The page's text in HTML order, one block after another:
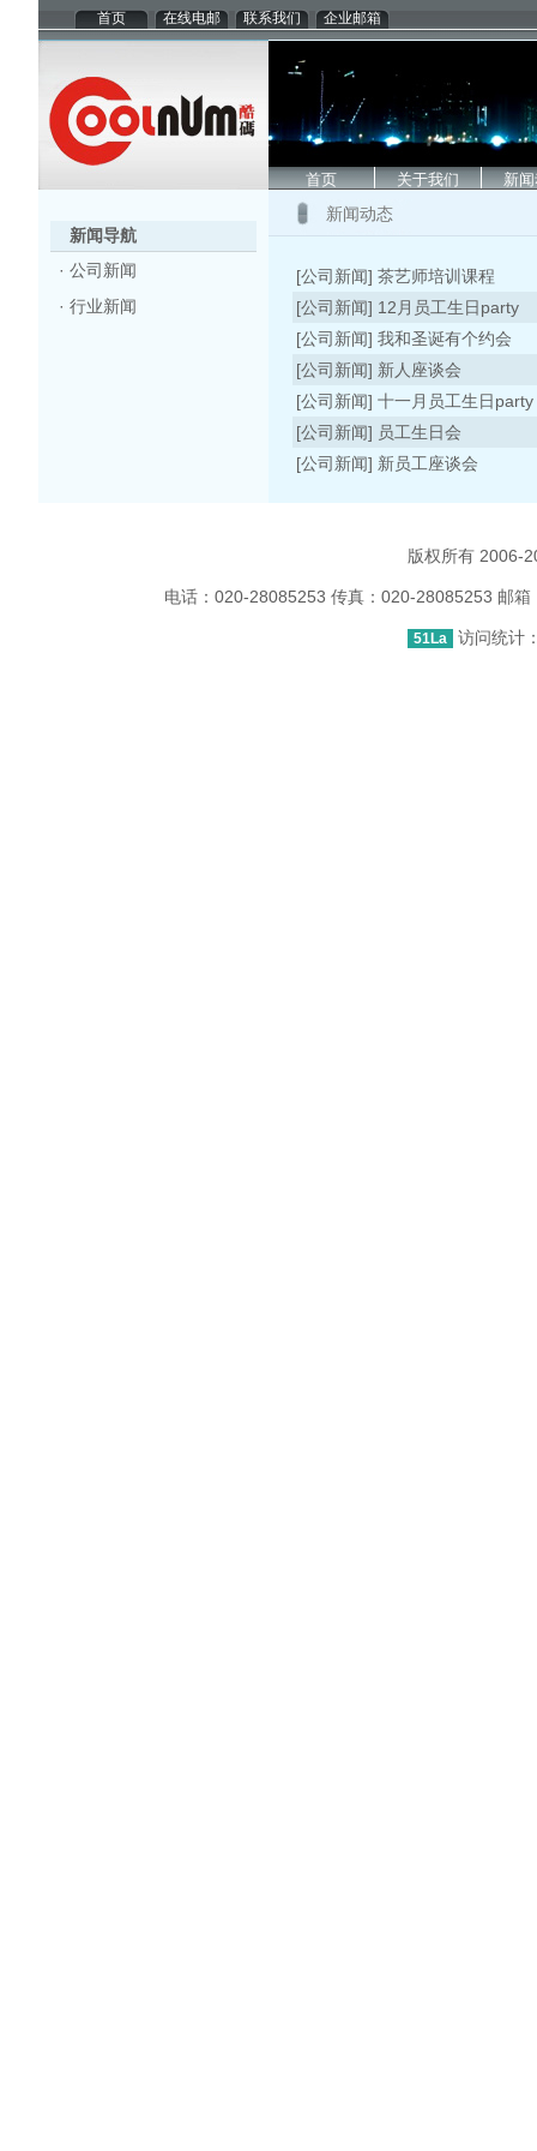
首页 在线电邮 联系我们 企业邮箱
首页 关于我们 新
新闻导航
· 公司新闻
· 行业新闻
新闻动态
[公司新闻] 茶艺师培训课程
[公司新闻] 12月员工生日party
[公司新闻] 我和圣诞有个约会
[公司新闻] 新人座谈会
[公司新闻] 十一月员工生日party
[公司新闻] 员工生日会
[公司新闻] 新员工座谈会
版权所有 2006-
电话：020-28085253 传真：020-28085253 邮
51La 访问统计